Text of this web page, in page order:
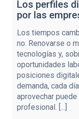
Los perfiles
por las
Los tiempos
no. Renovarse o
tecnologías y,
oportunidades
posiciones
demanda, cada
aprovechar
profesional. [...]